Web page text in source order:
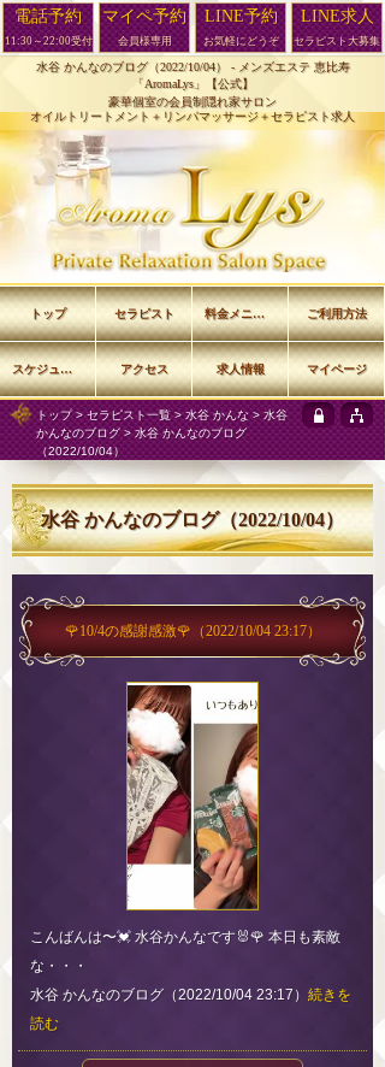
水谷 かんなのブログ（2022/10/04） - メンズエステ 恵比寿
「AromaLys」【公式】
豪華個室の会員制隠れ家サロン
オイルトリートメント＋リンパマッサージ＋セラピスト求人
トップ> セラピスト一覧 >水谷 かんな > 水谷
かんなのブログ > 水谷 かんなのブログ
（2022/10/04）
水谷 かんなのブログ（2022/10/04）
🌹10/4の感謝感激🌹 （2022/10/04 23:17）
こんばんは〜💓 水谷かんなです🐰🌹 本日も素敵
な・・・
水谷 かんなのブログ（2022/10/04 23:17） 続きを
読む
トップ セラピスト 料金メニュー ご利用方法
スケジュール アクセス 求人情報 マイページ
電話予約
11:30～22:00受付
マイペ予約
会員様専用
LINE予約
お気軽にどうぞ
LINE求人
セラピスト大募集